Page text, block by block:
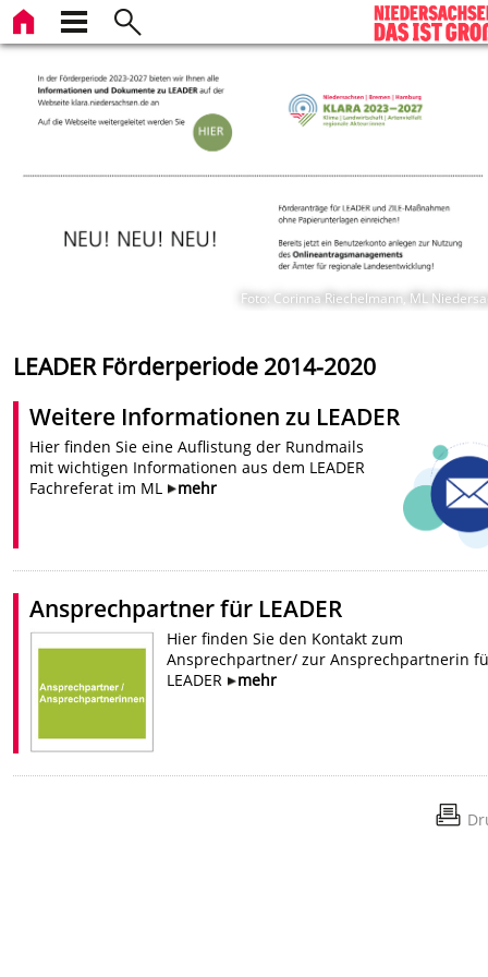
Foto: Corinna Riechelmann, ML
LEADER Förderperiode 2014-2020
Weitere Informationen zu LEADER
Hier finden Sie eine Auflistung der Rundmails
mit wichtigen Informationen aus dem LEADER
Fachreferat im ML
mehr
Ansprechpartner für LEADER
Hier finden Sie den Kontakt zum
Ansprechpartner/ zur Ansprechpartnerin
LEADER
mehr